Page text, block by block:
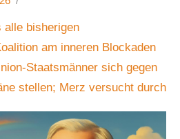
alle bisherigen
am inneren Blockaden
Staatsmänner sich gegen
stellen; Merz versucht durch